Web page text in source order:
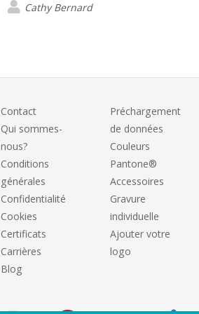
commande elle a été très disponible et
Cathy Bernard
Contact
Qui sommes-
nous?
Conditions
générales
Confidentialité
Cookies
Certificats
Carrières
Blog
Préchargement
de données
Couleurs
Pantone®
Accessoires
Gravure
individuelle
Ajouter votre
logo